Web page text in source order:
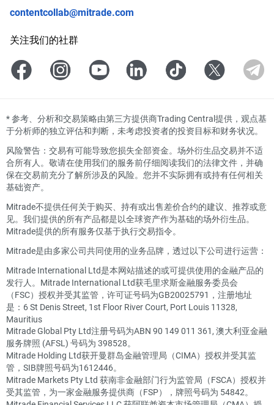
contentcollab@mitrade.com
关注我们的社群
*参考、分析和交易策略由第三方提供商Trading Central提供，观点基
于分析师的独立评估和判断，未考虑投资者的投资目标和财务状况。
风险警告：交易有可能导致您损失全部资金。场外衍生品交易并不适
合所有人。敬请在使用我们的服务前仔细阅读我们的法律文件，并确
保在交易前充分了解所涉及的风险。您并不实际拥有或持有任何相关
基础资产。
Mitrade不提供任何关于购买、持有或出售差价合约的建议、推荐或意
见。我们提供的所有产品都是以全球资产作为基础的场外衍生品。
Mitrade提供的所有服务仅基于执行交易指令。
Mitrade是由多家公司共同使用的业务品牌，透过以下公司进行运营：
Mitrade International Ltd是本网站描述的或可提供使用的金融产品的
发行人。Mitrade International Ltd获毛里求斯金融服务委员会
（FSC）授权并受其监管，许可证号码为GB20025791，注册地址
是：6 St Denis Street, 1st Floor River Court, Port Louis 11328,
Mauritius
Mitrade Global Pty Ltd注册号码为ABN 90 149 011 361, 澳大利亚金融
服务牌照 (AFSL) 号码为 398528。
Mitrade Holding Ltd获开曼群岛金融管理局（CIMA）授权并受其监
管，SIB牌照号码为1612446。
Mitrade Markets Pty Ltd 获南非金融部门行为监管局（FSCA）授权并
受其监管，为一家金融服务提供商（FSP），牌照号码为 54842。